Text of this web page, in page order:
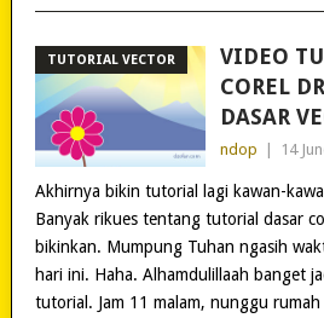
TUTORIAL VECTOR
VIDEO
COREL
DASAR
ndop 14
Akhirnya bikin tutorial lagi kawan-
Banyak rikues tentang tutorial dasar
bikinkan. Mumpung Tuhan ngasih
hari ini. Haha. Alhamdulillaah banget
tutorial. Jam 11 malam, nunggu